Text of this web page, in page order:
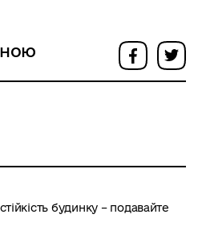
будинку – подавайте